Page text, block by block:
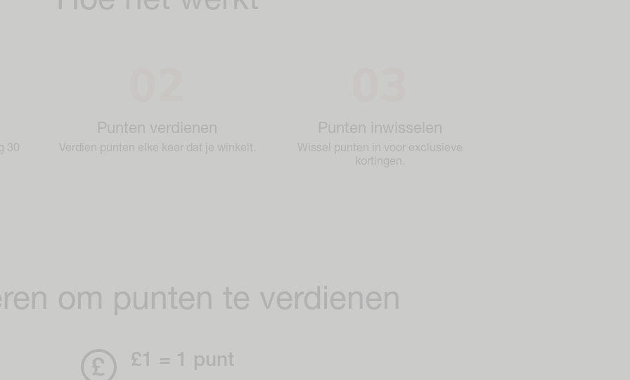
30
Punten verdienen
Verdien punten elke keer dat je winkelt.
Punten inwisselen
Wissel punten in voor exclusieve
kortingen.
om punten te verdienen
£1 = 1 punt